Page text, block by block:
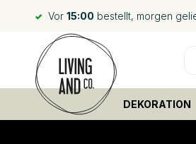
Vor 15:00 bestellt, morgen
DEKORATION